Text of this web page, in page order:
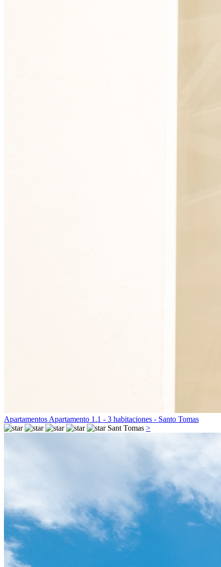
Apartamentos Apartamento 1.1 - 3 habitaciones - Santo Tomas
Sant Tomas >